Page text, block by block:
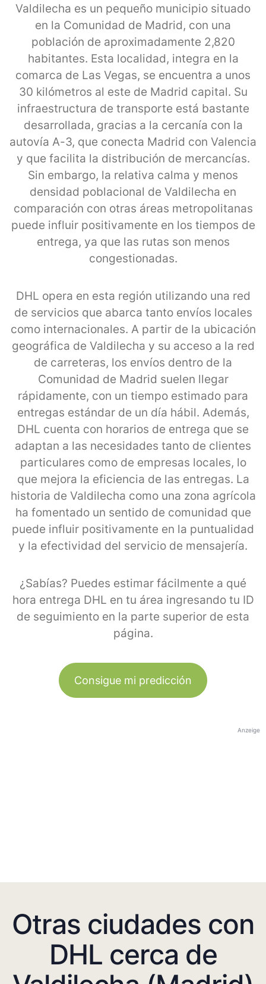
Valdilecha es un pequeño municipio situado
en la Comunidad de Madrid, con una
población de aproximadamente 2,820
habitantes. Esta localidad, integra en la
comarca de Las Vegas, se encuentra a unos
30 kilómetros al este de Madrid capital. Su
infraestructura de transporte está bastante
desarrollada, gracias a la cercanía con la
autovía A-3, que conecta Madrid con Valencia
y que facilita la distribución de mercancías.
Sin embargo, la relativa calma y menos
densidad poblacional de Valdilecha en
comparación con otras áreas metropolitanas
puede influir positivamente en los tiempos de
entrega, ya que las rutas son menos
congestionadas.
DHL opera en esta región utilizando una red
de servicios que abarca tanto envíos locales
como internacionales. A partir de la ubicación
geográfica de Valdilecha y su acceso a la red
de carreteras, los envíos dentro de la
Comunidad de Madrid suelen llegar
rápidamente, con un tiempo estimado para
entregas estándar de un día hábil. Además,
DHL cuenta con horarios de entrega que se
adaptan a las necesidades tanto de clientes
particulares como de empresas locales, lo
que mejora la eficiencia de las entregas. La
historia de Valdilecha como una zona agrícola
ha fomentado un sentido de comunidad que
puede influir positivamente en la puntualidad
y la efectividad del servicio de mensajería.
¿Sabías? Puedes estimar fácilmente a qué
hora entrega DHL en tu área ingresando tu ID
de seguimiento en la parte superior de esta
página.
Consigue mi predicción
Anzeige
Otras ciudades con
DHL cerca de